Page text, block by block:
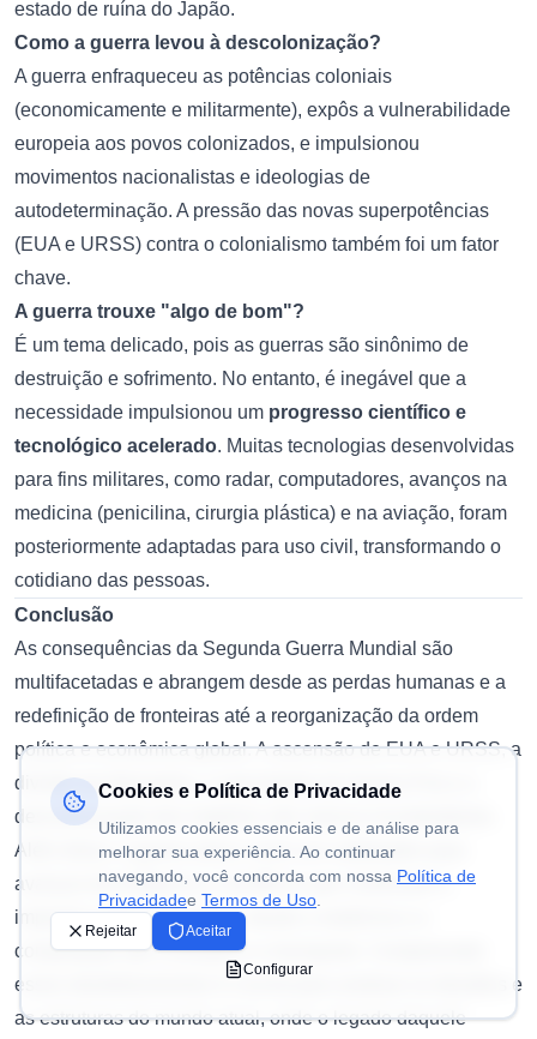
estado de ruína do Japão.
Como a guerra levou à descolonização?
A guerra enfraqueceu as potências coloniais
(economicamente e militarmente), expôs a vulnerabilidade
europeia aos povos colonizados, e impulsionou
movimentos nacionalistas e ideologias de
autodeterminação. A pressão das novas superpotências
(EUA e URSS) contra o colonialismo também foi um fator
chave.
A guerra trouxe "algo de bom"?
É um tema delicado, pois as guerras são sinônimo de
destruição e sofrimento. No entanto, é inegável que a
necessidade impulsionou um progresso científico e
tecnológico acelerado. Muitas tecnologias desenvolvidas
para fins militares, como radar, computadores, avanços na
medicina (penicilina, cirurgia plástica) e na aviação, foram
posteriormente adaptadas para uso civil, transformando o
cotidiano das pessoas.
Conclusão
As consequências da Segunda Guerra Mundial são
multifacetadas e abrangem desde as perdas humanas e a
redefinição de fronteiras até a reorganização da ordem
política e econômica global. A ascensão de EUA e URSS, a
divisão da Alemanha, o nascimento da Guerra Fria e a
descolonização dos impérios são marcos incontestáveis.
Além disso, a guerra atuou como um catalisador para
avanços tecnológicos e científicos que continuam a
impactar nossa vida diária, desde a medicina e a
computação até a aviação e o transporte. Compreender
esses desdobramentos é crucial para analisar os desafios e
as estruturas do mundo atual, onde o legado daquele
Cookies e Política de Privacidade
Utilizamos cookies essenciais e de análise para
melhorar sua experiência. Ao continuar
navegando, você concorda com nossa Política de
Privacidadee Termos de Uso
Rejeitar Aceitar
Configurar